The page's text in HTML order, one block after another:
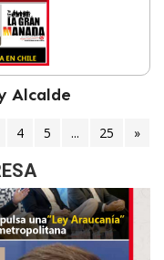
Alcalde
4 5 ... 25 »